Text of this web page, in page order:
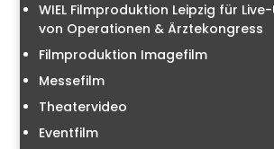
WIEL Filmproduktion Leipzig für
von Operationen & Ärztekongress
Filmproduktion Imagefilm
Messefilm
Theatervideo
Eventfilm